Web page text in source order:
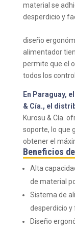
material se
diseño
alimentador
permite que el
todos los
En Paraguay,
& Cía., el
Kurosu & Cía.
soporte, lo que
obtener el
Beneficios
Alta
de material
Sistema de
desperdicio
Diseño